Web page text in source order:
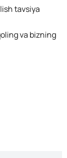
tavsiya
va bizning